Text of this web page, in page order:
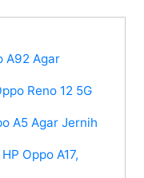
A92 Agar
Reno 12 5G
A5 Agar Jernih
Oppo A17,